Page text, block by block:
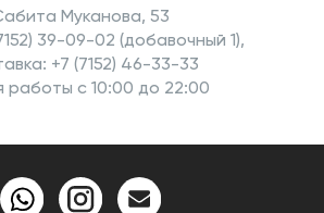
Муканова, 53
39-09-02 (добавочный 1),
+7 (7152) 46-33-33
работы с 10:00 до 22:00